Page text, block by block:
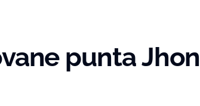
punta Jhon